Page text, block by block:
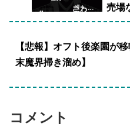
売場
【悲報】オフト後楽園が
末魔界掃き溜め】
コメント